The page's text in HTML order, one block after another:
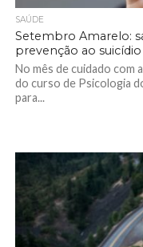
SAÚDE
Setembro Amarelo:
prevenção ao suicídio
No mês de cuidado com
do curso de Psicologia
para...